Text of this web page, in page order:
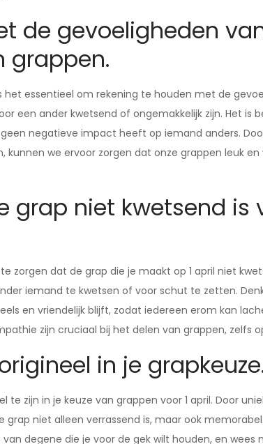
de gevoeligheden
grappen.
het essentieel om rekening te houden met de
een ander kwetsend of ongemakkelijk zijn. Het is
negatieve impact heeft op iemand anders.
kunnen we ervoor zorgen dat onze grappen leuk
grap niet kwetsend is
zorgen dat de grap die je maakt op 1 april niet
iemand te kwetsen of voor schut te zetten.
en vriendelijk blijft, zodat iedereen erom kan
zijn cruciaal bij het delen van grappen, zelfs
in je
zijn in je keuze van grappen voor 1 april. Door
grap niet alleen verrassend is, maar ook
degene die je voor de gek wilt houden, en